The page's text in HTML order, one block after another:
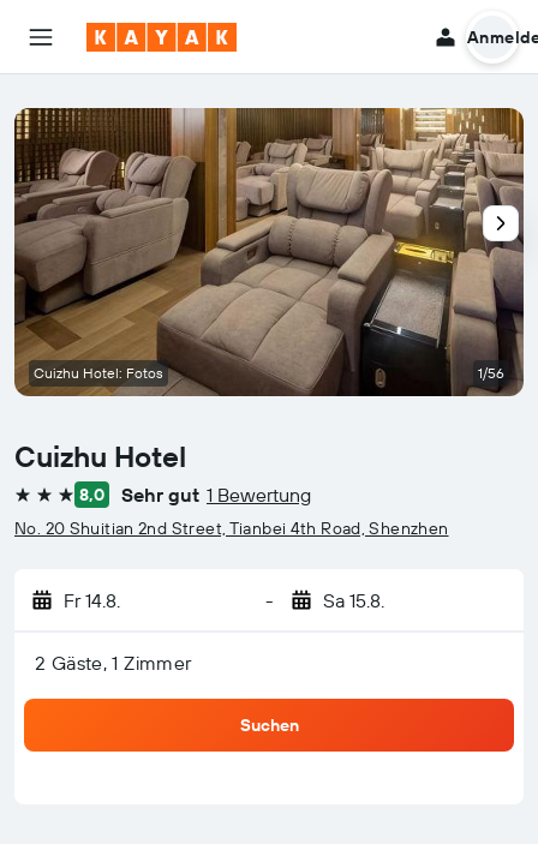
Cuizhu Hotel
3 Sterne8,0 Sehr gut 1 Bewertung
No. 20 Shuitian 2nd Street, Tianbei 4th Road, Shenzhen
Fr 14.8. - Sa 15.8.
2 Gäste, 1 Zimmer
Suchen
Cuizhu Hotel: Fotos 1/56